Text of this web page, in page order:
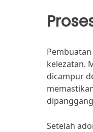
kelezatan.
dicampur
Setelah